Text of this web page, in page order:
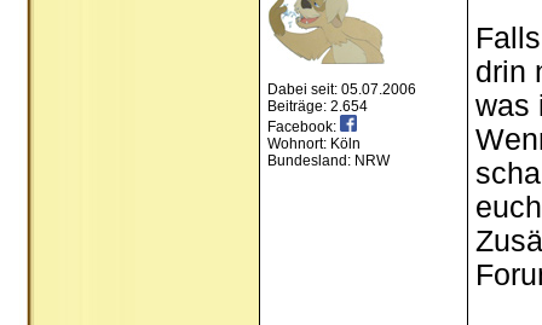
Dabei seit: 05.07.2006
Beiträge: 2.654
Facebook:
Wohnort: Köln
Bundesland: NRW
drin
was